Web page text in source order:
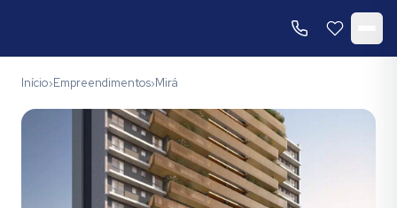
Início›Empreendimentos›Mirá